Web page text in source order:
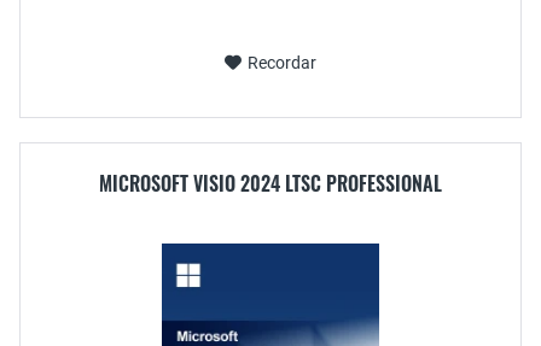
Recordar
MICROSOFT VISIO 2024 LTSC PROFESSIONAL